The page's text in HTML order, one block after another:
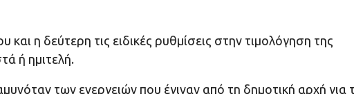
η δεύτερη τις ειδικές ρυθμίσεις στην τιμολόγηση της
ή ημιτελή.
των ενεργειών που έγιναν από τη δημοτική αρχή για